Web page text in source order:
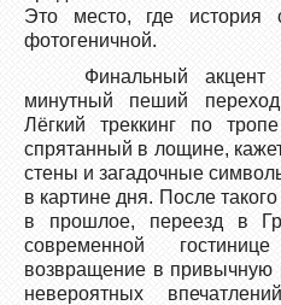
Это место, где история
фотогеничной.
Финальный
минутный пеший
Лёгкий треккинг по
спрятанный в лощине,
стены и загадочные
в картине дня. После
в прошлое, переезд в
современной
возвращение в привычную
невероятных